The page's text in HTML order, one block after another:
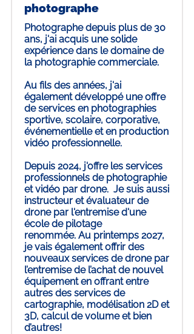
photographe
Photographe depuis plus de 30
ans, j'ai acquis une solide
expérience dans le domaine de
la photographie commerciale.
Au fils des années, j'ai
également développé une offre
de services en photographies
sportive, scolaire, corporative,
événementielle et en production
vidéo professionnelle.
Depuis 2024, j'offre les services
professionnels de photographie
et vidéo par drone. Je suis aussi
instructeur et évaluateur de
drone par l'entremise d'une
école de pilotage
renommée. Au printemps 2027,
je vais également offrir des
nouveaux services de drone par
l’entremise de l’achat de nouvel
équipement en offrant entre
autres des services de
cartographie, modélisation 2D et
3D, calcul de volume et bien
d’autres!